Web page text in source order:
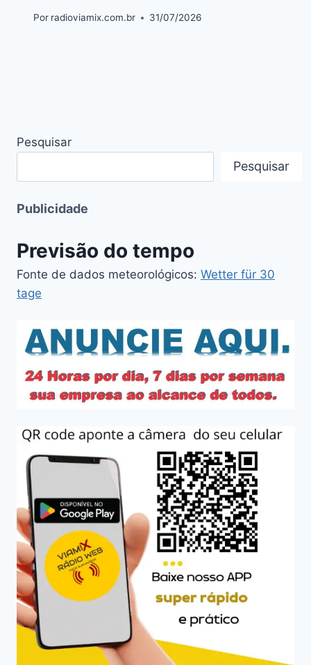
Por radioviamix.com.br 31/07/2026
Pesquisar
Pesquisar
Publicidade
Previsão do tempo
Fonte de dados meteorológicos: Wetter für 30
tage